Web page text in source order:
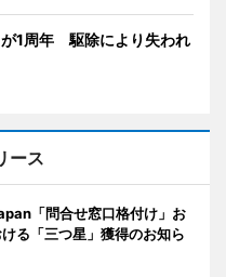
1周年 駆除により失われ
ース
「問合せ窓口格付け」お
る「三つ星」獲得のお知ら